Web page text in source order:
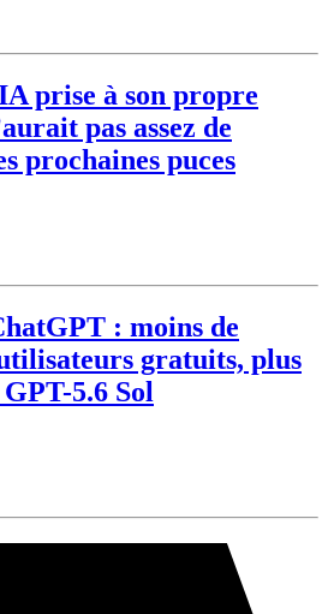
prise à son propre
pas assez de
prochaines puces
: moins de
gratuits, plus
5.6 Sol